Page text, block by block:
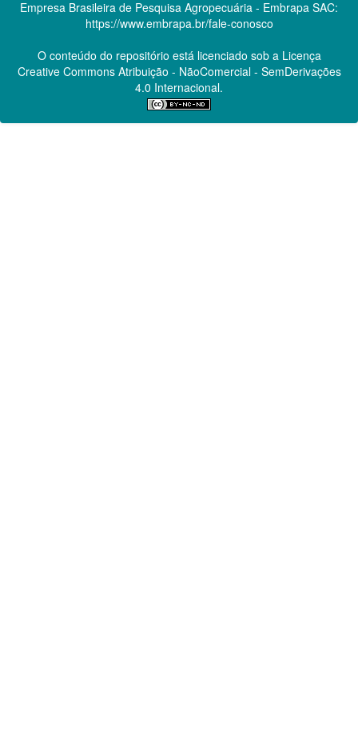
Empresa Brasileira de Pesquisa Agropecuária - Embrapa SAC:
https://www.embrapa.br/fale-conosco
O conteúdo do repositório está licenciado sob a Licença
Creative CommonsAtribuição - NãoComercial - SemDerivações
4.0 Internacional.